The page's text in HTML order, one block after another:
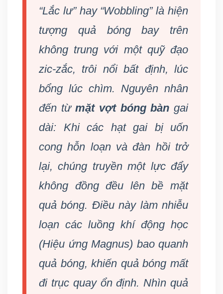
“Lắc lư” hay “Wobbling” là hiện
tượng quả bóng bay trên
không trung với một quỹ đạo
zic-zắc, trôi nổi bất định, lúc
bổng lúc chìm. Nguyên nhân
đến từmặt vợt bóng bàn gai
dài: Khi các hạt gai bị uốn
cong hỗn loạn và đàn hồi trở
lại, chúng truyền một lực đẩy
không đồng đều lên bề mặt
quả bóng. Điều này làm nhiễu
loạn các luồng khí động học
(Hiệu ứng Magnus) bao quanh
quả bóng, khiến quả bóng mất
đi trục quay ổn định. Nhìn quả